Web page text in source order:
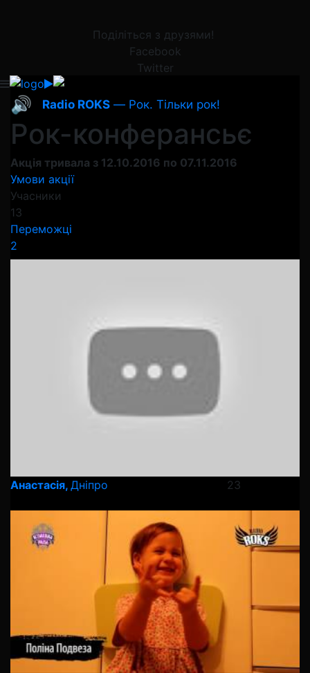
Поділіться з друзями!
Facebook
Twitter
🔊 Radio ROKS — Рок. Тільки рок!
Рок-конферансьє
Акція тривала з 12.10.2016 по 07.11.2016
Умови акції
Учасники
13
Переможці
2
Анастасія, Дніпро 23